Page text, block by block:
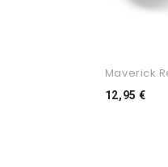
Maverick
12,95 €